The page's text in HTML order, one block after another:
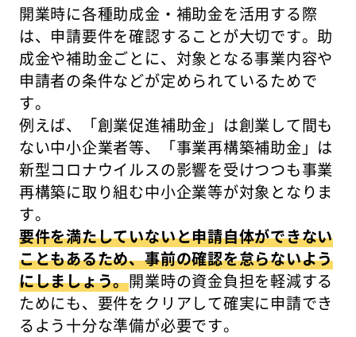
開業時に各種助成金・補助金を活用する際
は、申請要件を確認することが大切です。助
成金や補助金ごとに、対象となる事業内容や
申請者の条件などが定められているためで
す。
例えば、「創業促進補助金」は創業して間も
ない中小企業者等、「事業再構築補助金」は
新型コロナウイルスの影響を受けつつも事業
再構築に取り組む中小企業等が対象となりま
す。
要件を満たしていないと申請自体ができない
こともあるため、事前の確認を怠らないよう
にしましょう。開業時の資金負担を軽減する
ためにも、要件をクリアして確実に申請でき
るよう十分な準備が必要です。